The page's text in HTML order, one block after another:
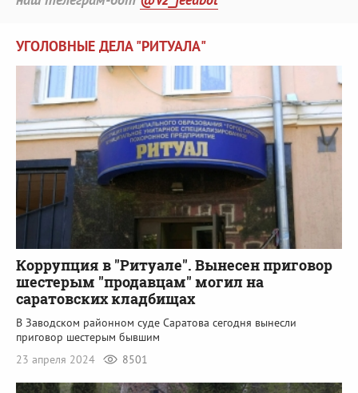
УГОЛОВНЫЕ ДЕЛА "РИТУАЛА"
Коррупция в "Ритуале". Вынесен приговор
шестерым "продавцам" могил на
саратовских кладбищах
В Заводском районном суде Саратова сегодня вынесли
приговор шестерым бывшим
23 апреля 2024
8501